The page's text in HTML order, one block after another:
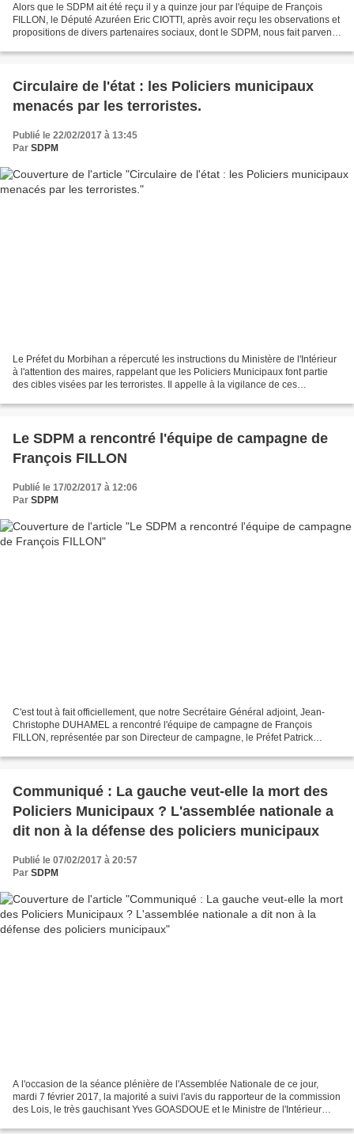
Alors que le SDPM ait été reçu il y a quinze jour par l'équipe de François
FILLON, le Député Azuréen Eric CIOTTI, après avoir reçu les observations et
propositions de divers partenaires sociaux, dont le SDPM, nous fait parvenir
Circulaire de l'état : les Policiers municipaux
menacés par les terroristes.
Publié le 22/02/2017 à 13:45
Par SDPM
Le Préfet du Morbihan a répercuté les instructions du Ministère de l'Intérieur
à l'attention des maires, rappelant que les Policiers Municipaux font partie
des cibles visées par les terroristes. Il appelle à la vigilance de ces
Le SDPM a rencontré l'équipe de campagne de
François FILLON
Publié le 17/02/2017 à 12:06
Par SDPM
C'est tout à fait officiellement, que notre Secrétaire Général adjoint, Jean-
Christophe DUHAMEL a rencontré l'équipe de campagne de François
FILLON, représentée par son Directeur de campagne, le Préfet Patrick
Communiqué : La gauche veut-elle la mort des
Policiers Municipaux ? L'assemblée nationale a
dit non à la défense des policiers municipaux
Publié le 07/02/2017 à 20:57
Par SDPM
A l'occasion de la séance plénière de l'Assemblée Nationale de ce jour,
mardi 7 février 2017, la majorité a suivi l'avis du rapporteur de la commission
des Lois, le très gauchisant Yves GOASDOUE et le Ministre de l'Intérieur